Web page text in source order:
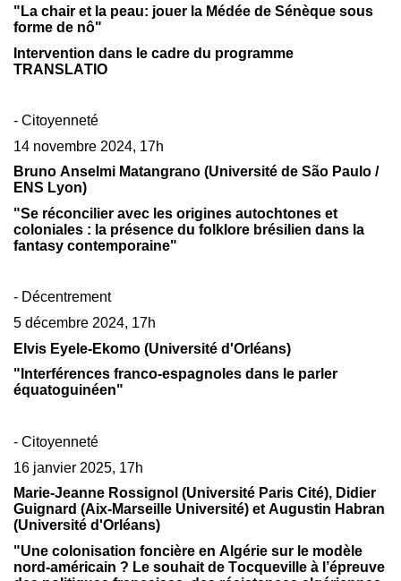
"La chair et la peau: jouer la Médée de Sénèque sous
forme de nô"
Intervention dans le cadre du programme
TRANSLATIO
- Citoyenneté
14 novembre 2024, 17h
Bruno Anselmi Matangrano (Université de São Paulo /
ENS Lyon)
"Se réconcilier avec les origines autochtones et
coloniales : la présence du folklore brésilien dans la
fantasy contemporaine"
- Décentrement
5 décembre 2024, 17h
Elvis Eyele-Ekomo (Université d'Orléans)
"Interférences franco-espagnoles dans le parler
équatoguinéen"
- Citoyenneté
16 janvier 2025, 17h
Marie-Jeanne Rossignol (Université Paris Cité), Didier
Guignard (Aix-Marseille Université) et Augustin Habran
(Université d'Orléans)
"Une colonisation foncière en Algérie sur le modèle
nord-américain ? Le souhait de Tocqueville à l’épreuve